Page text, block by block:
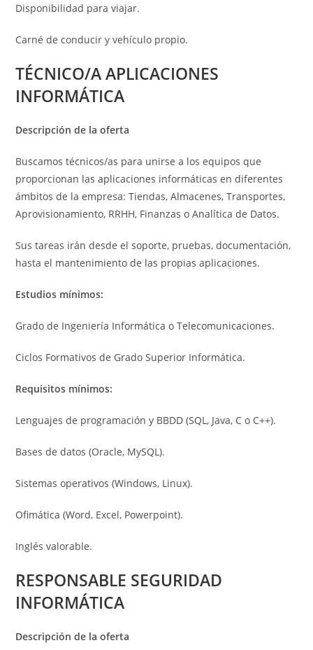
Disponibilidad para viajar.
Carné de conducir y vehículo propio.
TÉCNICO/A APLICACIONES
INFORMÁTICA
Descripción de la oferta
Buscamos técnicos/as para unirse a los equipos que
proporcionan las aplicaciones informáticas en diferentes
ámbitos de la empresa: Tiendas, Almacenes, Transportes,
Aprovisionamiento, RRHH, Finanzas o Analítica de Datos.
Sus tareas irán desde el soporte, pruebas, documentación,
hasta el mantenimiento de las propias aplicaciones.
Estudios mínimos:
Grado de Ingeniería Informática o Telecomunicaciones.
Ciclos Formativos de Grado Superior Informática.
Requisitos mínimos:
Lenguajes de programación y BBDD (SQL, Java, C o C++).
Bases de datos (Oracle, MySQL).
Sistemas operativos (Windows, Linux).
Ofimática (Word, Excel, Powerpoint).
Inglés valorable.
RESPONSABLE SEGURIDAD
INFORMÁTICA
Descripción de la oferta